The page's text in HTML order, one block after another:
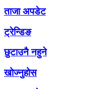
ताजा अपडेट
ट्रेन्डिङ
छुटाउनै नहुने
खोज्नुहोस